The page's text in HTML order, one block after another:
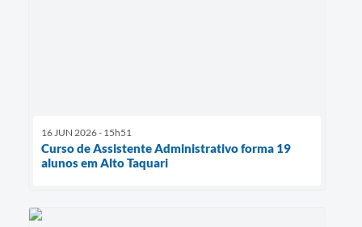
16 JUN 2026 - 15h51
Curso de Assistente Administrativo forma 19
alunos em Alto Taquari